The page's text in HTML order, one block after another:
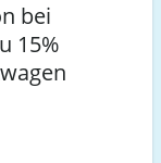
bei
15%